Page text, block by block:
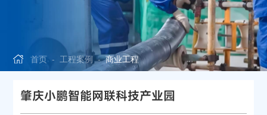
首页 -工程案例-商业工程
肇庆小鹏智能网联科技产业园